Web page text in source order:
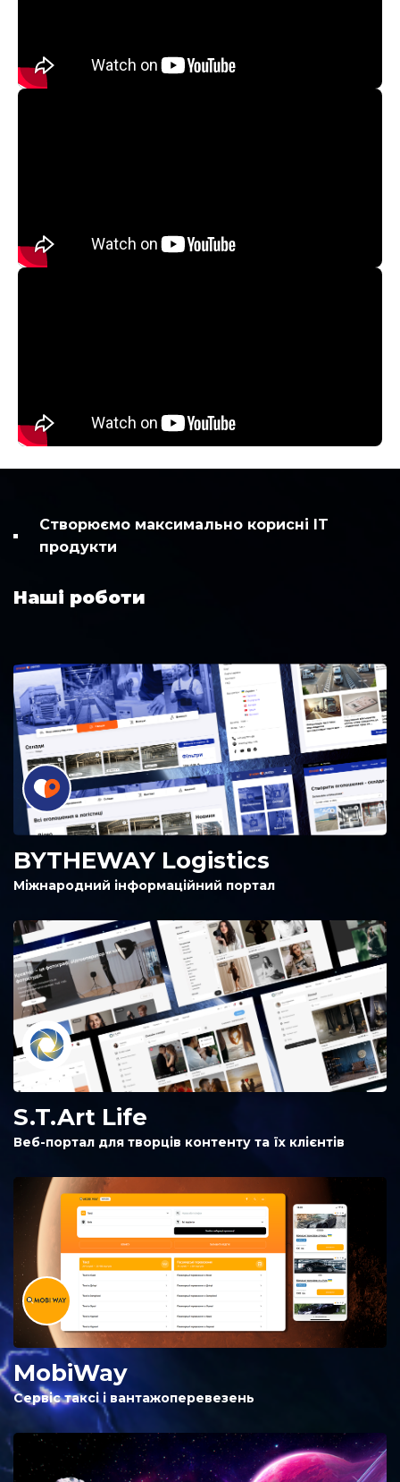
Створюємо максимально корисні IT
продукти
Наші роботи
BYTHEWAY Logistics
Міжнародний інформаційний портал
S.T.Art Life
Веб-портал для творців контенту та їх клієнтів
MobiWay
Сервіс таксі і вантажоперевезень